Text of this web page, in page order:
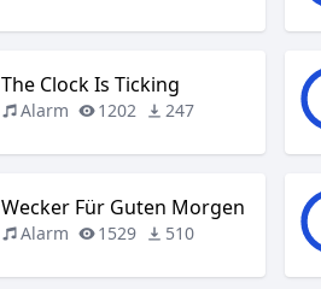
The Clock Is Ticking
Alarm 1202 247
Wecker Für Guten Morgen
Alarm 1529 510